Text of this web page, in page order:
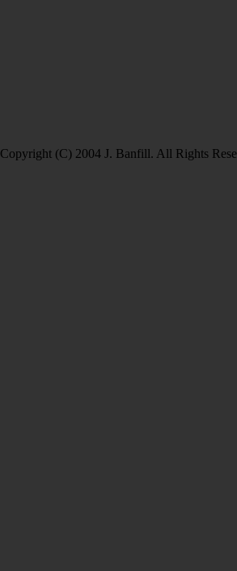
Copyright (C) 2004 J. Banfill. All Rights